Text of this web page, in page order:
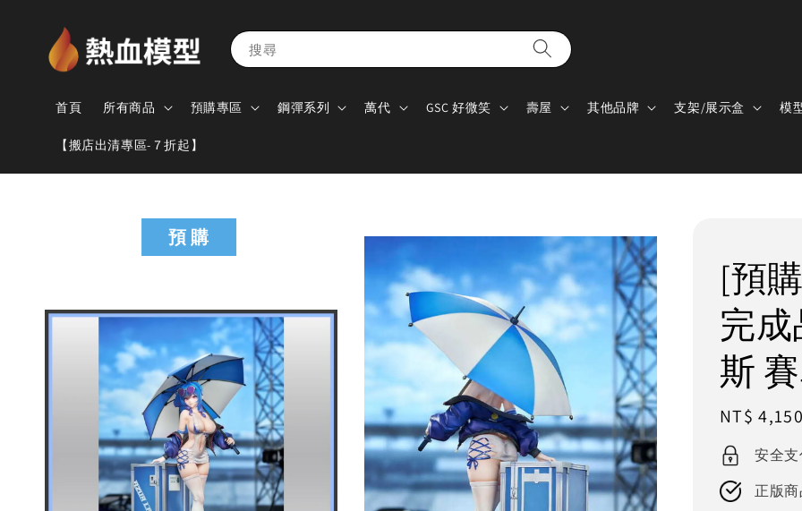
搜尋
首頁 所有商品 預購專區 鋼彈系列 萬代 GSC 好微笑 壽屋 其他品牌 支架/展示盒 模
【搬店出清專區-７折起】
預 購
[預
完
斯
Regular
price
NT$
安全
正版